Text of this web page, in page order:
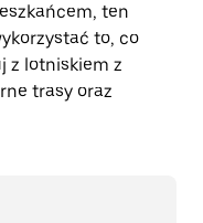
ten
to, co
z lotniskiem z
trasy oraz